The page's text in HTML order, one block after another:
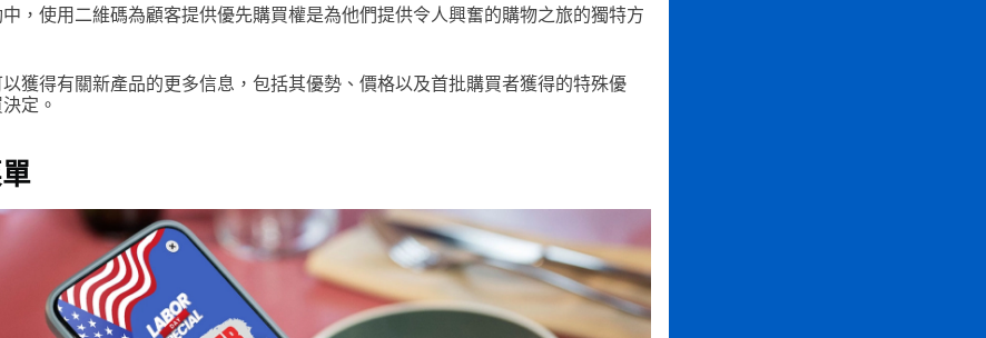
，使用二維碼為顧客提供優先購買權是為他們提供令人興奮的購物之旅的獨特方
獲得有關新產品的更多信息，包括其優勢、價格以及首批購買者獲得的特殊優
定。